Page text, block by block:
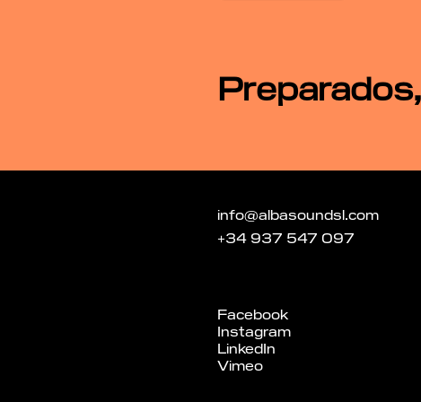
info@albasoundsl.com
+34 937 547 097
Facebook
Instagram
LinkedIn
Vimeo